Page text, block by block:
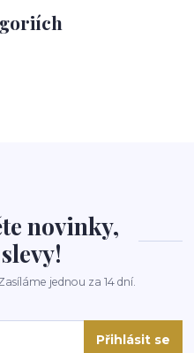
novinky,
jednou za 14 dní.
Přihlásit se